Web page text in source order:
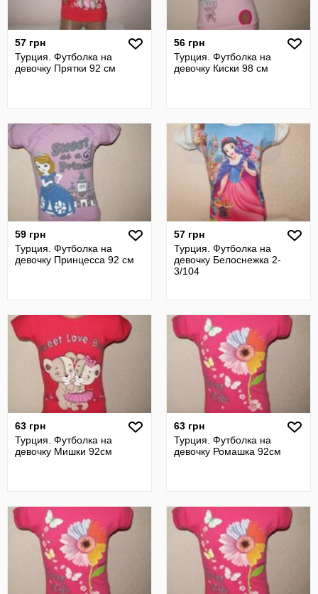
57 грн
Турция. Футболка на
девочку Прятки 92 см
56 грн
Турция. Футболка на
девочку Киски 98 см
59 грн
Турция. Футболка на
девочку Принцесса 92 см
57 грн
Турция. Футболка на
девочку Белоснежка 2-
3/104
63 грн
Турция. Футболка на
девочку Мишки 92см
63 грн
Турция. Футболка на
девочку Ромашка 92см